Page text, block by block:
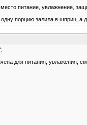
питание, увлажнение,
порцию залила в шприц, а
для питания, увлажения,